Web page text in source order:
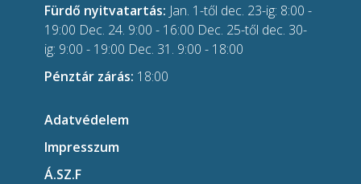
Fürdő nyitvatartás: Jan. 1-től dec. 23-ig: 8:00 -
19:00 Dec. 24. 9:00 - 16:00 Dec. 25-től dec. 30-
ig: 9:00 - 19:00 Dec. 31. 9:00 - 18:00
Pénztár zárás: 18:00
Adatvédelem
Impresszum
Á.SZ.F